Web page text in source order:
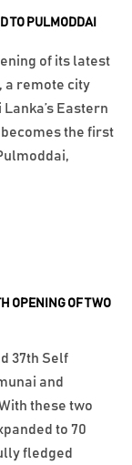
OPENING OF TWO
37th Self
and
these two
to 70
fledged
TO PULMODDAI
of its latest
a remote city
Eastern
the first